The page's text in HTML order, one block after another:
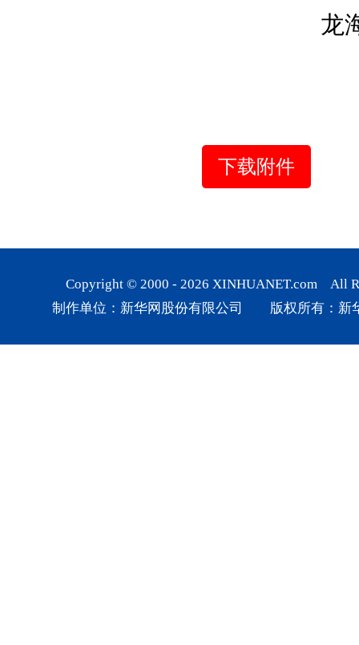
龙
下载附件
Copyright © 2000 - 2026 XINHUANET.com All
制作单位：新华网股份有限公司 版权所有：新